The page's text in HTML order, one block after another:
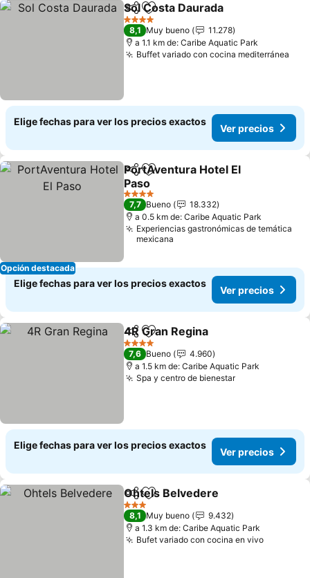
CompartirAgregar a favoritos
Sol Costa Daurada
4 Estrellas
8,1 Muy bueno
11.278
a 1.1 km de: Caribe Aquatic Park
Buffet variado con cocina mediterránea
Elige fechas para ver los precios exactos
Ver precios
Opción destacada
CompartirAgregar a favoritos
PortAventura Hotel El
Paso
4 Estrellas
7,7 Bueno
18.332
a 0.5 km de: Caribe Aquatic Park
Experiencias gastronómicas de temática
mexicana
Elige fechas para ver los precios exactos
Ver precios
CompartirAgregar a favoritos
4R Gran Regina
4 Estrellas
7,6 Bueno
4.960
a 1.5 km de: Caribe Aquatic Park
Spa y centro de bienestar
Elige fechas para ver los precios exactos
Ver precios
CompartirAgregar a favoritos
Ohtels Belvedere
3 Estrellas
8,1 Muy bueno
9.432
a 1.3 km de: Caribe Aquatic Park
Bufet variado con cocina en vivo